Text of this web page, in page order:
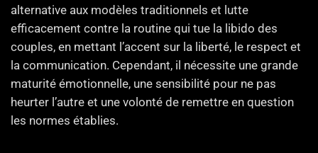
alternative aux modèles traditionnels et lutte
efficacement contre la routine qui tue la libido des
couples, en mettant l’accent sur la liberté, le respect et
la communication. Cependant, il nécessite une grande
maturité émotionnelle, une sensibilité pour ne pas
heurter l’autre et une volonté de remettre en question
les normes établies.